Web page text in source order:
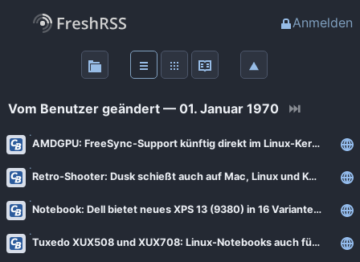
Anmelden
Haupt-Feeds
Wichtige Feeds
Vom Benutzer geändert — 01. Januar 1970 ⏭
AMDGPU: FreeSync-Support künftig direkt im Linux-Kernel
Retro-Shooter: Dusk schießt auch auf Mac, Linux und Konsolen [Notiz]
Notebook: Dell bietet neues XPS 13 (9380) in 16 Varianten ab 1.100 € an
Tuxedo XUX508 und XUX708: Linux-Notebooks auch für Spieler mit Core i9-9900K